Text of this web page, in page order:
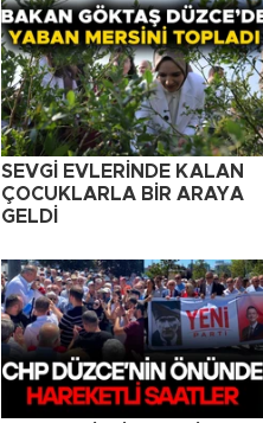
SEVGİ EVLERİNDE KALAN
ÇOCUKLARLA BİR ARAYA
GELDİ